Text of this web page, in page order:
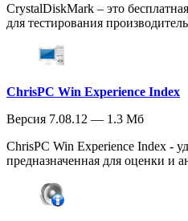
CrystalDiskMark – это
для тестирования
ChrisPC Win Experience Index
Версия 7.08.12 — 1.3 Мб
ChrisPC Win Experience Index -
предназначенная для оценки и